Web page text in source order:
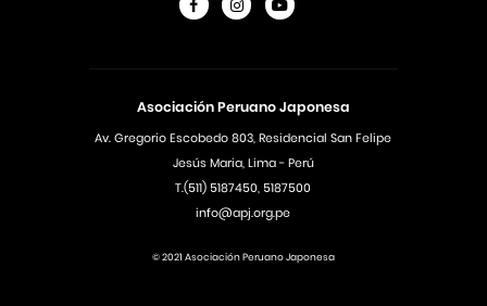
Asociación Peruano Japonesa
Av. Gregorio Escobedo 803, Residencial San Felipe
Jesús Maria, Lima - Perú
T.(511) 5187450, 5187500
info@apj.org.pe
© 2021 Asociación Peruano Japonesa